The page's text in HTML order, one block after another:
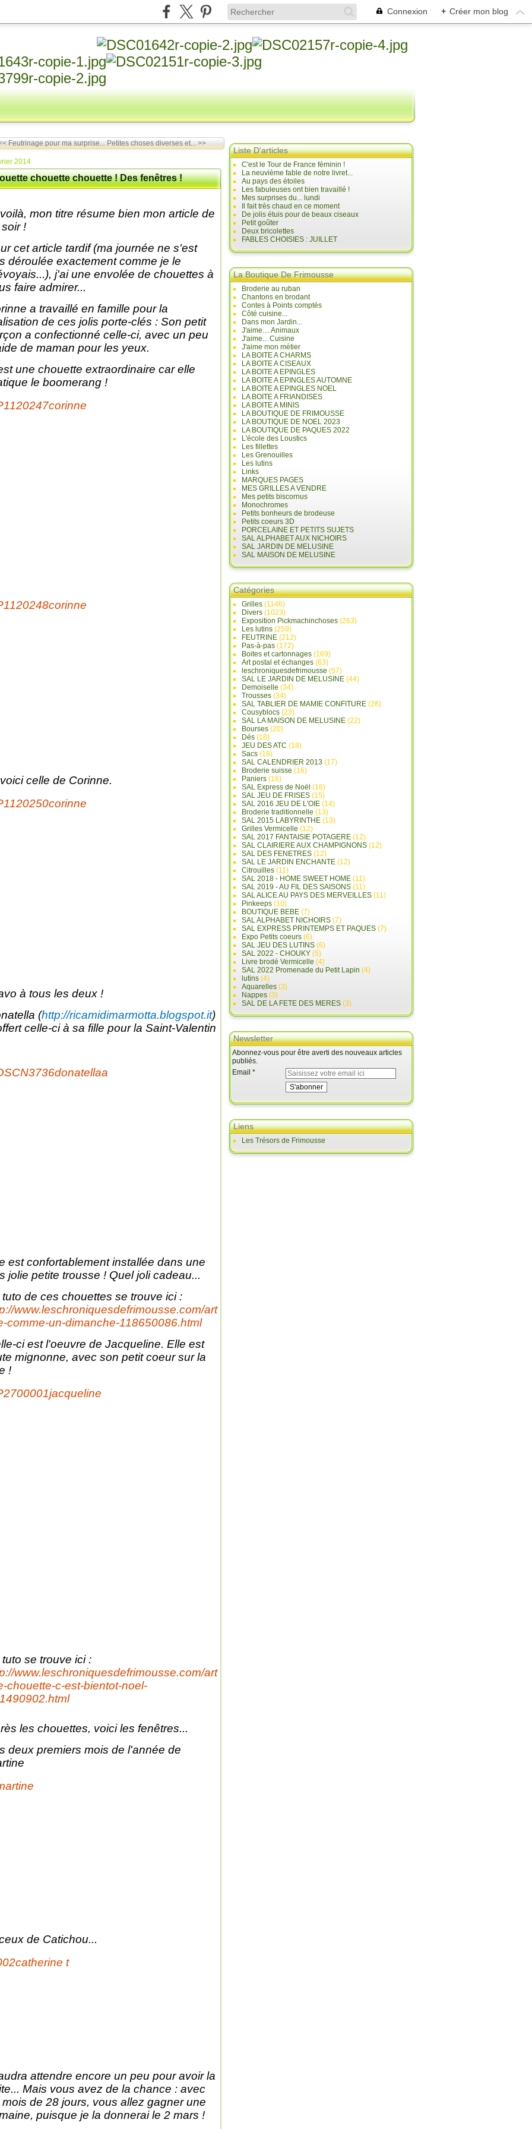
Connexion + Créer mon blog
Feutrinage pour ma surprise... Petites choses diverses et... >>
2014
chouette chouette ! Des fenêtres !
mon titre résume bien mon article de
!
cet article tardif (ma journée ne s'est
déroulée exactement comme je le
j'ai une envolée de chouettes à
faire admirer...
a travaillé en famille pour la
de ces jolis porte-clés : Son petit
a confectionné celle-ci, avec un peu
de maman pour les yeux.
une chouette extraordinaire car elle
le boomerang !
celle de Corinne.
à tous les deux !
(http://ricamidimarmotta.blogspot.it)
celle-ci à sa fille pour la Saint-Valentin
est confortablement installée dans une
jolie petite trousse ! Quel joli cadeau...
tuto de ces chouettes se trouve ici :
www.leschroniquesdefrimousse.com/art
comme-un-dimanche-118650086.html
ci est l'oeuvre de Jacqueline. Elle est
mignonne, avec son petit coeur sur la
!
se trouve ici :
www.leschroniquesdefrimousse.com/art
chouette-c-est-bientot-noel-
les chouettes, voici les fenêtres...
deux premiers mois de l'année de
de Catichou...
attendre encore un peu pour avoir la
Mais vous avez de la chance : avec
mois de 28 jours, vous allez gagner une
puisque je la donnerai le 2 mars !
Liste D'articles
C'est le Tour de France féminin !
La neuvième fable de notre livret...
Au pays des étoiles
Les fabuleuses ont bien travaillé !
Mes surprises du... lundi
Il fait très chaud en ce moment
De jolis étuis pour de beaux ciseaux
Petit goûter
Deux bricolettes
FABLES CHOISIES : JUILLET
La Boutique De Frimousse
Broderie au ruban
Chantons en brodant
Contes à Points comptés
Côté cuisine...
Dans mon Jardin...
J'aime.... Animaux
J'aime... Cuisine
J'aime mon métier
LA BOITE A CHARMS
LA BOITE A CISEAUX
LA BOITE A EPINGLES
LA BOITE A EPINGLES AUTOMNE
LA BOITE A EPINGLES NOEL
LA BOITE A FRIANDISES
LA BOITE A MINIS
LA BOUTIQUE DE FRIMOUSSE
LA BOUTIQUE DE NOEL 2023
LA BOUTIQUE DE PAQUES 2022
L'école des Loustics
Les fillettes
Les Grenouilles
Les lutins
Links
MARQUES PAGES
MES GRILLES A VENDRE
Mes petits biscornus
Monochromes
Petits bonheurs de brodeuse
Petits coeurs 3D
PORCELAINE ET PETITS SUJETS
SAL ALPHABET AUX NICHOIRS
SAL JARDIN DE MELUSINE
SAL MAISON DE MELUSINE
Catégories
Grilles (1146)
Divers (1023)
Exposition Pickmachinchoses (263)
Les lutins (259)
FEUTRINE (212)
Pas-à-pas (172)
Boites et cartonnages (169)
Art postal et échanges (63)
leschroniquesdefrimousse (57)
SAL LE JARDIN DE MELUSINE (44)
Demoiselle (34)
Trousses (34)
SAL TABLIER DE MAMIE CONFITURE (28)
Cousyblocs (23)
SAL LA MAISON DE MELUSINE (22)
Bourses (20)
Dés (18)
JEU DES ATC (18)
Sacs (18)
SAL CALENDRIER 2013 (17)
Broderie suisse (16)
Paniers (16)
SAL Express de Noël (16)
SAL JEU DE FRISES (15)
SAL 2016 JEU DE L'OIE (14)
Broderie traditionnelle (13)
SAL 2015 LABYRINTHE (13)
Grilles Vermicelle (12)
SAL 2017 FANTAISIE POTAGERE (12)
SAL CLAIRIERE AUX CHAMPIGNONS (12)
SAL DES FENETRES (12)
SAL LE JARDIN ENCHANTE (12)
Citrouilles (11)
SAL 2018 - HOME SWEET HOME (11)
SAL 2019 - AU FIL DES SAISONS (11)
SAL ALICE AU PAYS DES MERVEILLES (11)
Pinkeeps (10)
BOUTIQUE BEBE (7)
SAL ALPHABET NICHOIRS (7)
SAL EXPRESS PRINTEMPS ET PAQUES (7)
Expo Petits coeurs (6)
SAL JEU DES LUTINS (6)
SAL 2022 - CHOUKY (5)
Livre brodé Vermicelle (4)
SAL 2022 Promenade du Petit Lapin (4)
lutins (4)
Aquarelles (3)
Nappes (3)
SAL DE LA FETE DES MERES (3)
Newsletter
Abonnez-vous pour être averti des nouveaux articles
publiés.
Email
Liens
Les Trésors de Frimousse